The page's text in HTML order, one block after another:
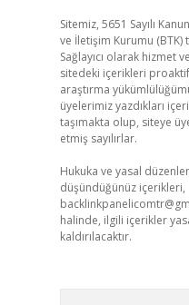
Sitemiz, 5651 Sayılı
ve İletişim Kurumu (BTK)
Sağlayıcı olarak hizmet
sitedeki içerikleri
araştırma
üyelerimiz yazdıkları
taşımakta olup, siteye
etmiş sayılırlar.
Hukuka ve yasal
düşündüğünüz içerikleri,
halinde, ilgili içerikler
kaldırılacaktır.